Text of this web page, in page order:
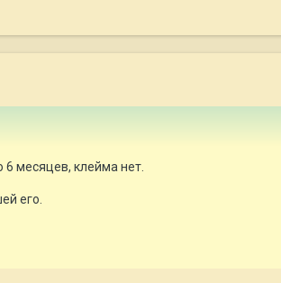
месяцев, клейма нет.
его.